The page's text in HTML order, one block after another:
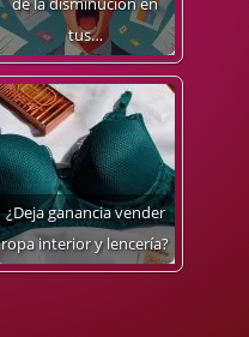
de la disminución en
tus…
¿Deja ganancia vender
ropa interior y lencería?